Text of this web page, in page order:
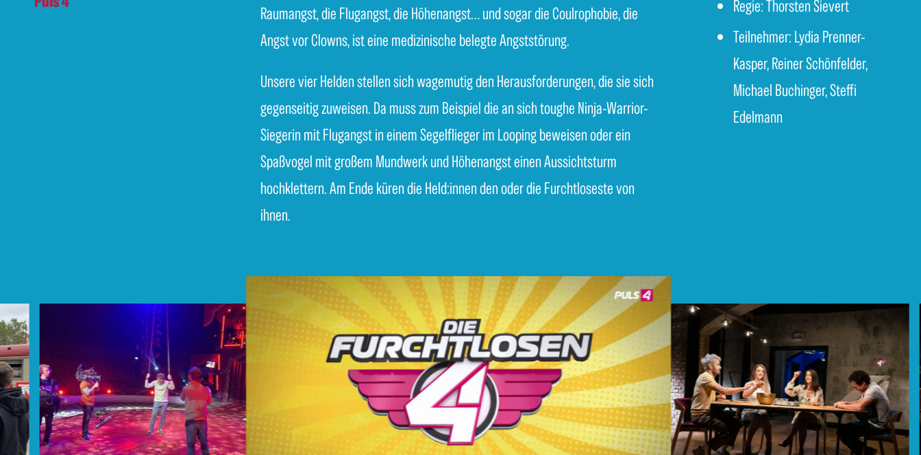
Raumangst, die Flugangst, die Höhenangst… und sogar die Coulrophobie, die
Angst vor Clowns, ist eine medizinische belegte Angststörung.
Unsere vier Helden stellen sich wagemutig den Herausforderungen, die sie sich
gegenseitig zuweisen. Da muss zum Beispiel die an sich toughe Ninja-Warrior-
Siegerin mit Flugangst in einem Segelflieger im Looping beweisen oder ein
Spaßvogel mit großem Mundwerk und Höhenangst einen Aussichtsturm
hochklettern. Am Ende küren die Held:innen den oder die Furchtloseste von
ihnen.
Regie: Thorsten Sievert
Teilnehmer: Lydia Prenner-
Kasper, Reiner Schönfelder,
Michael Buchinger, Steffi
Edelmann